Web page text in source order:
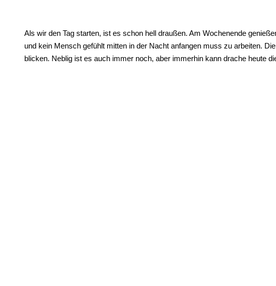
Als wir den Tag starten, ist es schon hell draußen. Am Wochenende
und kein Mensch gefühlt mitten in der Nacht anfangen muss zu arbeiten.
blicken. Neblig ist es auch immer noch, aber immerhin kann drache heute